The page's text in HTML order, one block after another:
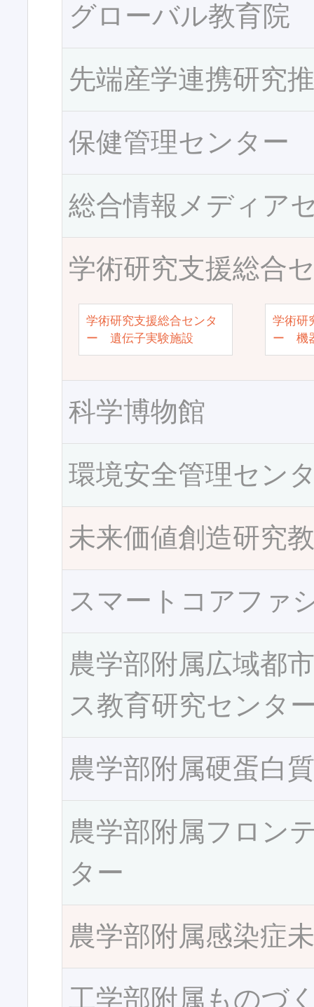
グローバル教育院
先端産学連携研究
保健管理センター
総合情報メディア
学術研究支援総合
学術研究支援総合センタ
ー 遺伝子実験施設
学術研
ー 機
科学博物館
環境安全管理セン
未来価値創造研究
スマートコアファ
農学部附属広域都
ス教育研究センタ
農学部附属硬蛋白
農学部附属フロン
ター
農学部附属感染症
工学部附属ものづ